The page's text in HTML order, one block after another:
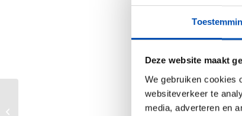
Deze website maakt
We gebruiken cookies
websiteverkeer te
media, adverteren en
systeem.
respect
horizon:
totaal
jonge